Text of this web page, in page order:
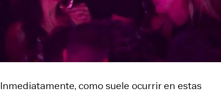
Inmediatamente, como suele ocurrir en estas